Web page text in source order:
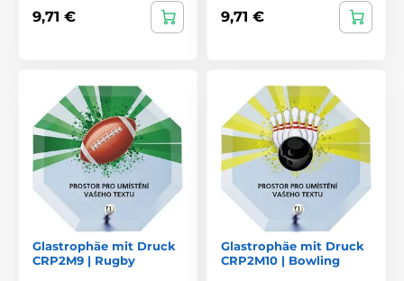
9,71 € 9,71 €
Glastrophäe mit Druck
CRP2M9 | Rugby
Glastrophäe mit Druck
CRP2M10 | Bowling